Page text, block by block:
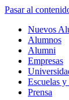
Pasar al
Nuevos
Alumnos
Alumni
Empresas
Escuelas
Prensa